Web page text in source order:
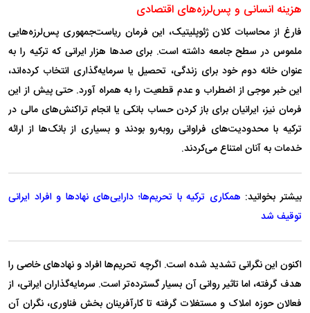
هزینه انسانی و پس‌لرزه‌های اقتصادی
فارغ از محاسبات کلان ژئوپلیتیک، این فرمان ریاست‌جمهوری پس‌لرزه‌هایی
ملموس در سطح جامعه داشته است. برای صد‌ها هزار ایرانی که ترکیه را به
عنوان خانه دوم خود برای زندگی، تحصیل یا سرمایه‌گذاری انتخاب کرده‌اند،
این خبر موجی از اضطراب و عدم قطعیت را به همراه آورد. حتی پیش از این
فرمان نیز، ایرانیان برای باز کردن حساب بانکی یا انجام تراکنش‌های مالی در
ترکیه با محدودیت‌های فراوانی رو‌به‌رو بودند و بسیاری از بانک‌ها از ارائه
خدمات به آنان امتناع می‌کردند.
بیشتر بخوانید: همکاری ترکیه با تحریم‌ها؛ دارایی‌های نهاد‌ها و افراد ایرانی
توقیف شد
اکنون این نگرانی تشدید شده است. اگرچه تحریم‌ها افراد و نهاد‌های خاصی را
هدف گرفته، اما تاثیر روانی آن بسیار گسترده‌تر است. سرمایه‌گذاران ایرانی، از
فعالان حوزه املاک و مستغلات گرفته تا کارآفرینان بخش فناوری، نگران آن